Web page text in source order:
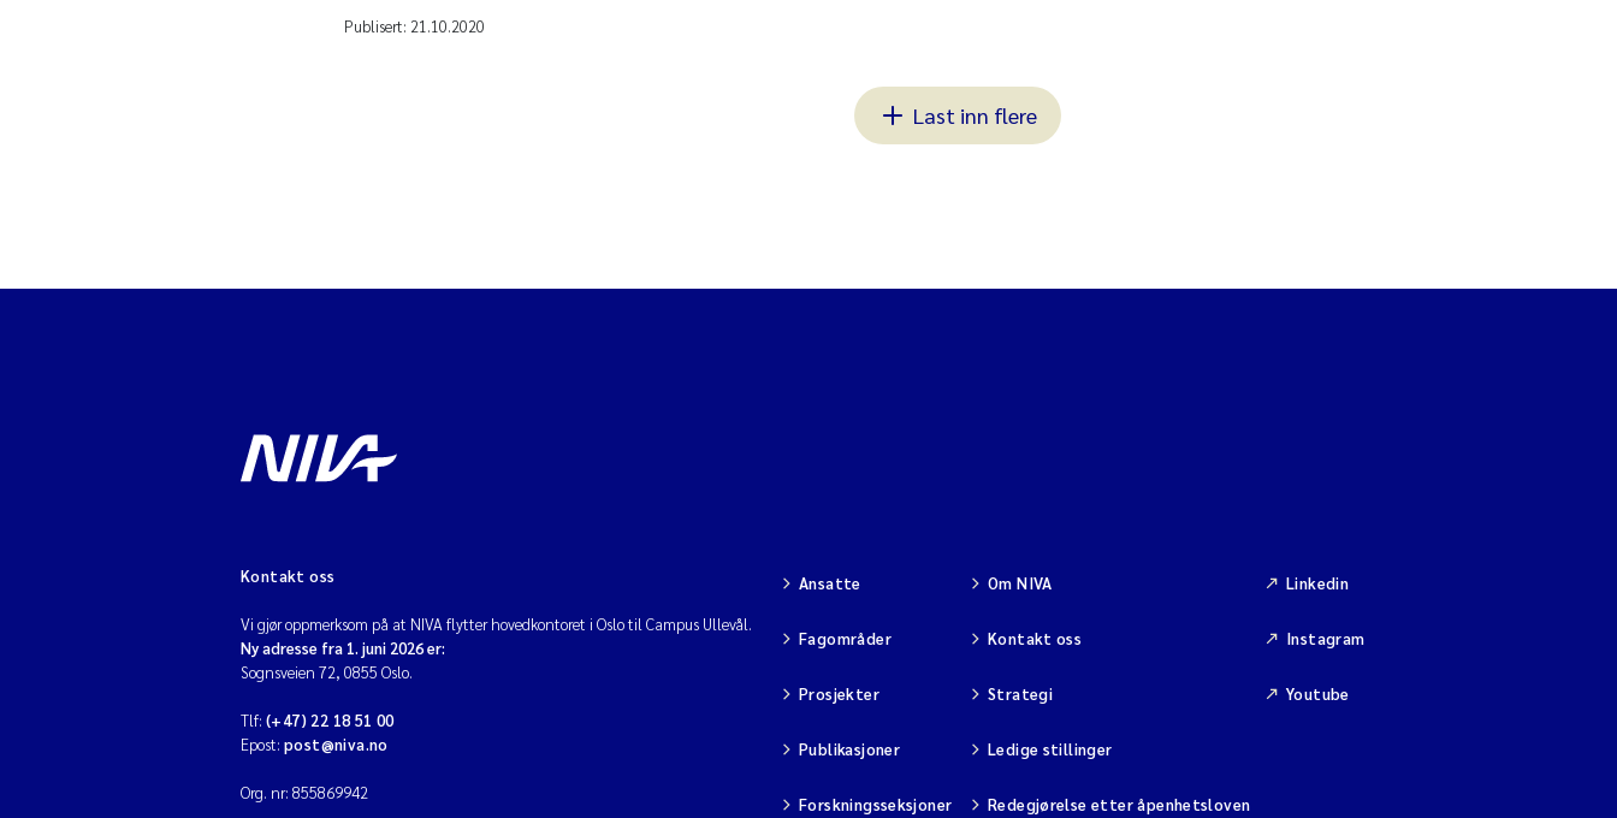
Publisert: 21.10.2020
Last inn flere
Kontakt oss
Vi gjør oppmerksom på at NIVA flytter hovedkontoret i Oslo til Campus Ullevål.
Ny adresse fra 1. juni 2026 er:
Sognsveien 72, 0855 Oslo.
Tlf: (+47) 22 18 51 00
Epost: post@niva.no
Org. nr: 855869942
Ansatte
Fagområder
Prosjekter
Publikasjoner
Forskningsseksjoner
Om NIVA
Kontakt oss
Strategi
Ledige stillinger
Redegjørelse etter åpenhetsloven
Linkedin
Instagram
Youtube